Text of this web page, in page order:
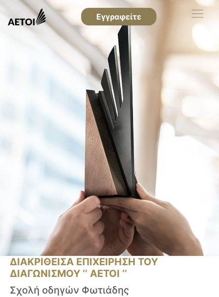
Εγγραφείτε
ΔΙΑΚΡΙΘΕΙΣΑ ΕΠΙΧΕΙΡΗΣΗ ΤΟΥ
ΔΙΑΓΩΝΙΣΜΟΥ ‘’ ΑΕΤΟΙ ‘’
Σχολή οδηγών Φωτιάδης